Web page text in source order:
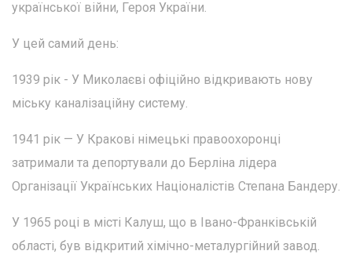
української війни, Героя України.
У цей самий день:
1939 рік - У Миколаєві офіційно відкривають нову
міську каналізаційну систему.
1941 рік — У Кракові німецькі правоохоронці
затримали та депортували до Берліна лідера
Організації Українських Націоналістів Степана Бандеру.
У 1965 році в місті Калуш, що в Івано-Франківській
області, був відкритий хімічно-металургійний завод.